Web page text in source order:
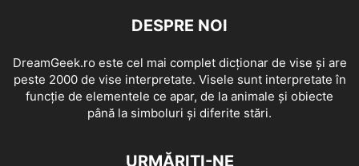
DESPRE NOI
DreamGeek.ro este cel mai complet dicționar de vise și are
peste 2000 de vise interpretate. Visele sunt interpretate în
funcție de elementele ce apar, de la animale și obiecte
până la simboluri și diferite stări.
URMĂRIȚI-NE